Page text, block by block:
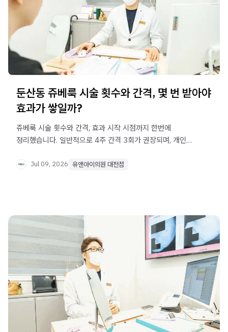
둔산동 쥬베룩 시술 횟수와 간격, 몇 번 받아야
효과가 쌓일까?
쥬베룩 시술 횟수와 간격, 효과 시작 시점까지 한번에
정리했습니다. 일반적으로 4주 간격 3회가 권장되며, 개인
상담 전 꼭 확인하세요.
Jul 09, 2026 유앤아이의원 대전점